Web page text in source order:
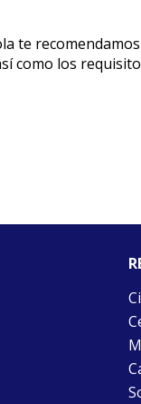
te
como los